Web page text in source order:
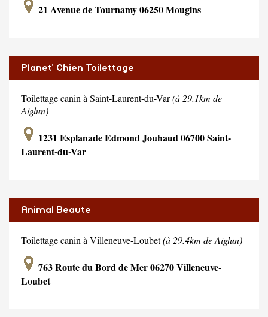
21 Avenue de Tournamy 06250 Mougins
Planet' Chien Toilettage
Toilettage canin à Saint-Laurent-du-Var(à 29.1km de
Aiglun)
1231 Esplanade Edmond Jouhaud 06700 Saint-
Laurent-du-Var
Animal Beaute
Toilettage canin à Villeneuve-Loubet(à 29.4km de Aiglun)
763 Route du Bord de Mer 06270 Villeneuve-
Loubet